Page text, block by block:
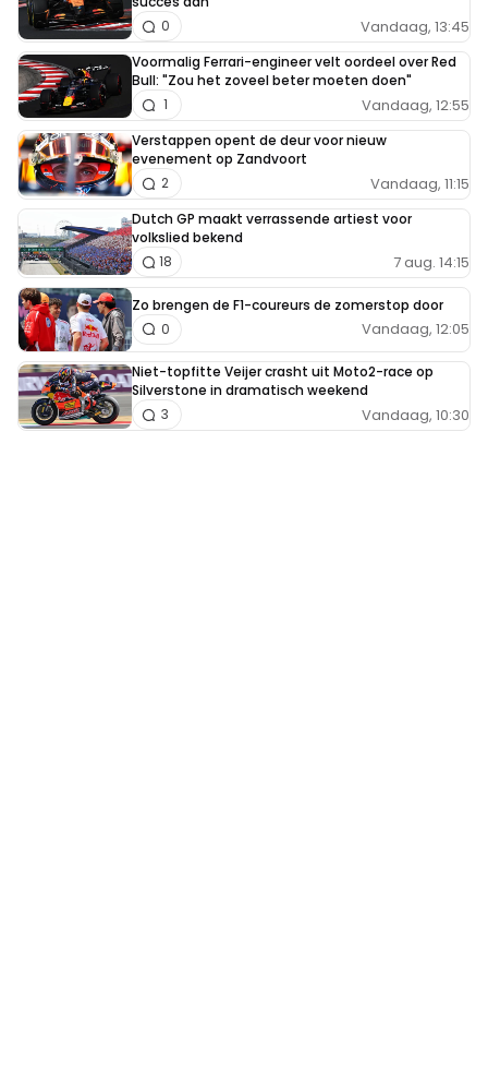
Vandaag, 13:45
0
Voormalig Ferrari-engineer velt oordeel over Red
Bull: "Zou het zoveel beter moeten doen"
Vandaag, 12:55
1
Verstappen opent de deur voor nieuw
evenement op Zandvoort
Vandaag, 11:15
2
Dutch GP maakt verrassende artiest voor
volkslied bekend
7 aug. 14:15
18
Zo brengen de F1-coureurs de zomerstop door
Vandaag, 12:05
0
Niet-topfitte Veijer crasht uit Moto2-race op
Silverstone in dramatisch weekend
Vandaag, 10:30
3